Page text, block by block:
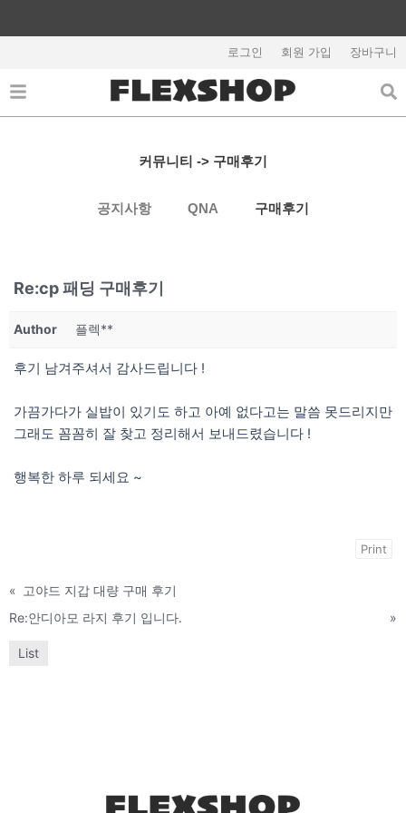
건
너
로그인 회원 가입 장바구니
커뮤니티 -> 구매후기
공지사항 QNA 구매후기
Re:cp 패딩 구매후기
Author 플렉**
후기 남겨주셔서 감사드립니다 !
가끔가다가 실밥이 있기도 하고 아예 없다고는 말씀 못드리지만
그래도 꼼꼼히 잘 찾고 정리해서 보내드렸습니다 !
행복한 하루 되세요 ~
Print
« 고야드 지갑 대량 구매 후기
Re:안디아모 라지 후기 입니다.
»
List